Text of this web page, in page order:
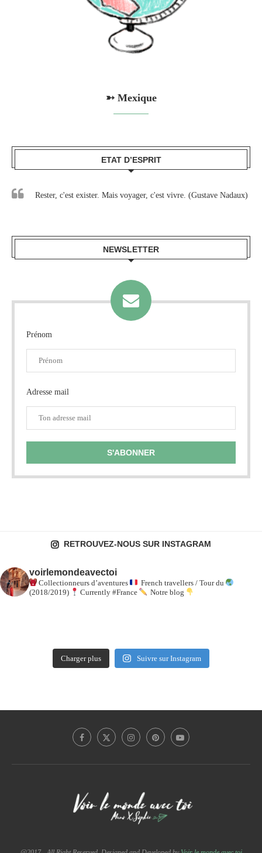
➳ Mexique
ETAT D’ESPRIT
Rester, c'est exister. Mais voyager, c'est vivre. (Gustave Nadaux)
NEWSLETTER
Prénom
Adresse mail
RETROUVEZ-NOUS SUR INSTAGRAM
voirlemondeavectoi
Collectionneurs d’aventures
French travellers / Tour du
(2018/2019)
Currently #France Notre blog
Charger plus Suivre sur Instagram